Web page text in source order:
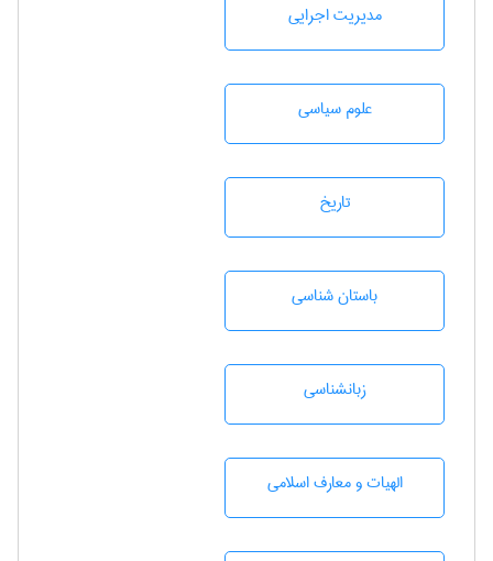
مديريت اجرايی
علوم سياسی
تاريخ
باستان شناسی
زبانشناسی
الهیات و معارف اسلامی